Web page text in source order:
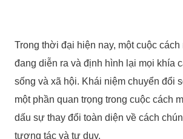
Trong thời đại hiện nay, một cuộc
đang diễn ra và định hình lại mọi khía
sống và xã hội. Khái niệm chuyển đổi
một phần quan trọng trong cuộc cách
dấu sự thay đổi toàn diện về cách
tương tác và tư duy.